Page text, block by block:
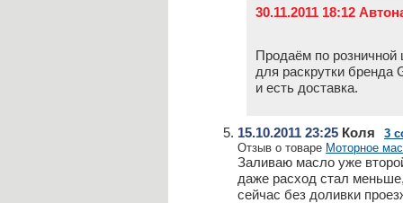
30.11.2011 18:12
Продаём по розничной
для раскрутки бренда
и есть доставка.
15.10.2011 23:25 Коля
3
Отзыв о товаре Моторное
Заливаю масло уже
даже расход стал
сейчас без доливки